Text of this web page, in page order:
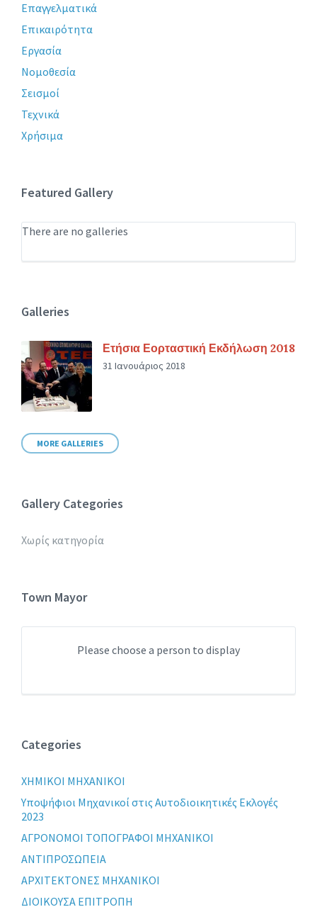
Επαγγελματικά
Επικαιρότητα
Εργασία
Νομοθεσία
Σεισμοί
Τεχνικά
Χρήσιμα
Featured Gallery
There are no galleries
Galleries
Ετήσια Εορταστική Εκδήλωση 2018
31 Ιανουάριος 2018
MORE GALLERIES
Gallery Categories
Χωρίς κατηγορία
Town Mayor
Please choose a person to display
Categories
XHMIKOI MHXANIKOI
Yποψήφιοι Μηχανικοί στις Αυτοδιοικητικές Εκλογές
2023
ΑΓΡΟΝΟΜΟΙ ΤΟΠΟΓΡΑΦΟΙ ΜΗΧΑΝΙΚΟΙ
ΑΝΤΙΠΡΟΣΩΠΕΙΑ
ΑΡΧΙΤΕΚΤΟΝΕΣ ΜΗΧΑΝΙΚΟΙ
ΔΙΟΙΚΟΥΣΑ ΕΠΙΤΡΟΠΗ